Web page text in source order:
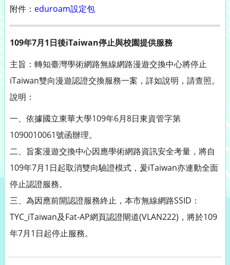
附件： eduroam設定包
109年7月1日後iTaiwan停止與校園提供服務
主旨：轉知臺灣學術網路無線網路漫遊交換中心將停止
iTaiwan雙向漫遊認證交換服務一案，詳如說明，請查照。
說明：
一、依據國立東華大學109年6月8日東資管字第
1090010061號函辦理。
二、旨案漫遊交換中心因應學術網路資訊安全考量，將自
109年7月1日起取消雙向驗證模式，爰iTaiwan亦連動全面
停止認證服務。
三、為因應前開認證服務終止，本市無線網路SSID：
TYC_iTaiwan及Fat-AP網頁認證閘道(VLAN222)，將於109
年7月1日起停止服務。